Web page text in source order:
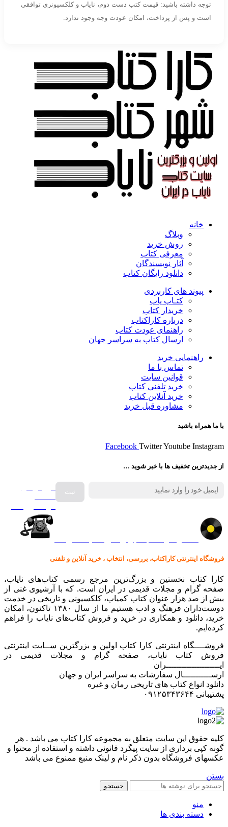
توجه داشته باشید: قیمت کتب دست دوم، نایاب و کلکسیونری توافقی
است و پس از پرداخت، امکان عودت وجه وجود ندارد.
خانه
وبلاگ
روش خرید
معرفی کتاب
آثار نویسندگان
دانلود رایگان کتاب
پیوند های کاربردی
کتـاب یاب
خریدار کتاب
درباره کاراکتاب
راهنمای عودت کتاب
ارسال کتاب به سراسر جهان
راهنمایی خرید
تماس با ما
قوانین سایت
خرید تلفنی کتاب
خرید آنلاین کتاب
مشاوره قبل خرید
با ما همراه باشید
Facebook TwitterYoutube Instagram
از جدیدترین تخفیف ها با خبر شوید …
فروش انواع
فروشگاه اینترنتی کاراکتاب، بررسی، انتخاب ، خرید آنلاین و تلفنی
کارا کتاب نخستین و بزرگ‌ترین مرجع رسمی کتاب‌های نایاب،
صفحه گرام و مجلات قدیمی در ایران است. که با آرشیوی غنی از
بیش از صد هزار عنوان کتاب کمیاب، کلکسیونی و تاریخی در خدمت
دوست‌داران فرهنگ و ادب هستیم ما از سال ۱۳۸۰ تاکنون، امکان
خرید، دانلود و همکاری در خرید و فروش کتاب‌های نایاب را فراهم
کرده‌ایم.
فروشــــگاه اینترنتی کارا کتاب اولین و بزرگترین ســایت اینترنتی
فروش کتاب نایاب، صفحه گرام و مجلات قدیمی در
ایـــــــــــــــــــــران
ارســـــــــــال سفارشات به سراسر ایران و جهان
دانلود انواع کتاب های تاریخی رمان و غیره
پشتیبانی ۰۹۱۲۵۳۴۳۶۴۴
کليه حقوق اين سايت متعلق به مجموعه کارا کتاب می باشد . هر
گونه کپی برداری از سایت پیگرد قانونی داشته و استفاده از محتوا و
عکسهای فروشگاه بدون ذکر نام و لینک منبع ممنوع می باشد
بستن
جستجو
منو
دسته بندی ها